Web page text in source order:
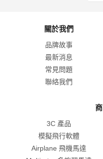
關於我們
品牌故事
最新消息
常見問題
聯絡我們
3C 產品
模擬飛行軟體
Airplane 飛機馬達